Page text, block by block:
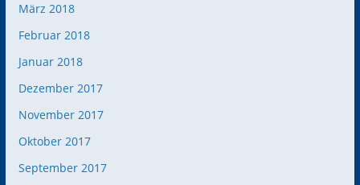
März 2018
Februar 2018
Januar 2018
Dezember 2017
November 2017
Oktober 2017
September 2017